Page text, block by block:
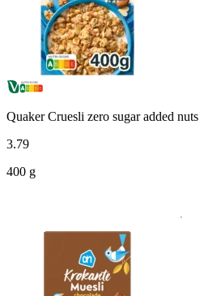
Quaker Cruesli zero sugar added nuts
3.79
400 g